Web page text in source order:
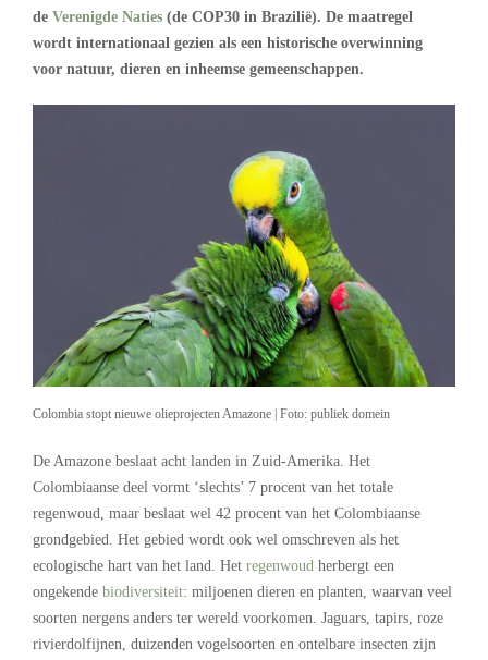
de Verenigde Naties (de COP30 in Brazilië). De maatregel
wordt internationaal gezien als een historische overwinning
voor natuur, dieren en inheemse gemeenschappen.
Colombia stopt nieuwe olieprojecten Amazone | Foto: publiek domein
De Amazone beslaat acht landen in Zuid-Amerika. Het
Colombiaanse deel vormt ‘slechts’ 7 procent van het totale
regenwoud, maar beslaat wel 42 procent van het Colombiaanse
grondgebied. Het gebied wordt ook wel omschreven als het
ecologische hart van het land. Het regenwoud herbergt een
ongekende biodiversiteit: miljoenen dieren en planten, waarvan veel
soorten nergens anders ter wereld voorkomen. Jaguars, tapirs, roze
rivierdolfijnen, duizenden vogelsoorten en ontelbare insecten zijn